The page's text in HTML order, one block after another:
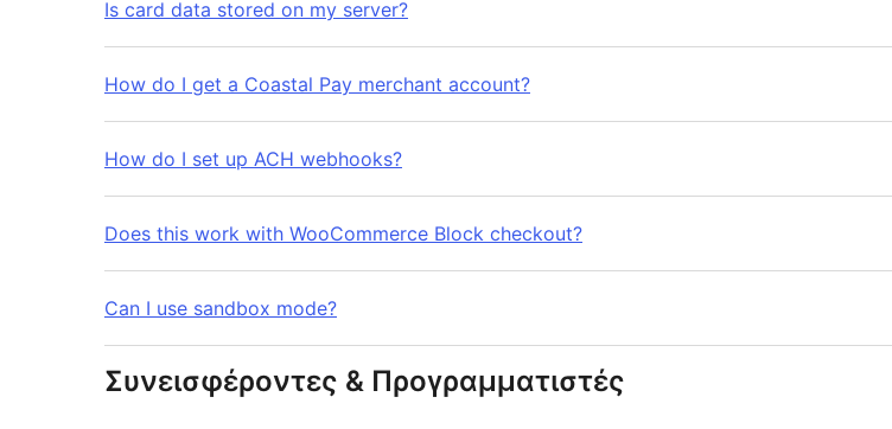
Is card data stored on my server?
How do I get a Coastal Pay merchant account?
How do I set up ACH webhooks?
Does this work with WooCommerce Block checkout?
Can I use sandbox mode?
Συνεισφέροντες & Προγραμματιστές